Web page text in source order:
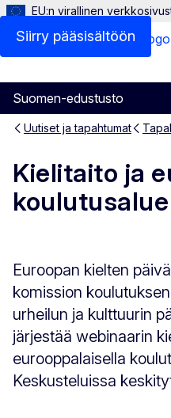
Siirry pääsisältöön
EU:n virallinen
Suomen-edustusto
Menu
Uutiset ja tapahtumat
Kielitaito ja
Euroopan kielten
komission
urheilun ja kulttuurin
järjestää webinaarin
eurooppalaisella
Keskusteluissa